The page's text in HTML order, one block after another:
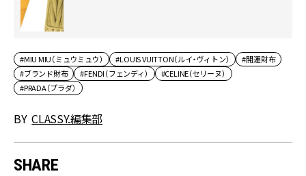
#MIU MIU（ミュウミュウ） #LOUIS VUITTON（ルイ・ヴィトン）
#開運財布
#ブランド財布
#FENDI（フェンディ）
#CELINE（セリーヌ）
#PRADA（プラダ）
BY CLASSY.編集部
SHARE